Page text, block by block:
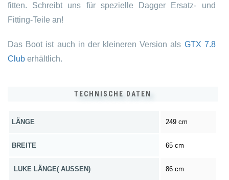
fitten. Schreibt uns für spezielle Dagger Ersatz- und
Fitting-Teile an!
Das Boot ist auch in der kleineren Version als GTX 7.8
Club erhältlich.
TECHNISCHE DATEN
LÄNGE 249 cm
BREITE 65 cm
LUKE LÄNGE( AUSSEN) 86 cm